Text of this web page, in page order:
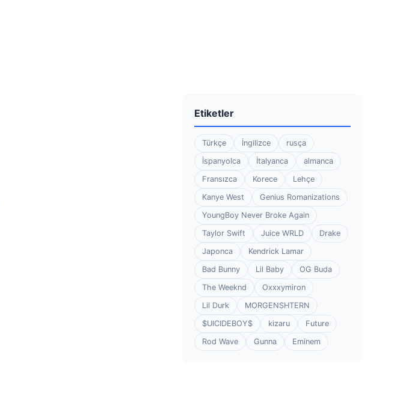
Etiketler
Türkçe İngilizce
rusça
İspanyolca
İtalyanca
almanca
Fransızca
Korece
Lehçe
Kanye West
Genius Romanizations
YoungBoy Never Broke Again
Taylor Swift
Juice WRLD
Drake
Japonca
Kendrick Lamar
Bad Bunny
Lil Baby
OG Buda
The Weeknd
Oxxxymiron
Lil Durk
MORGENSHTERN
$UICIDEBOY$
kizaru
Future
Rod Wave
Gunna Eminem